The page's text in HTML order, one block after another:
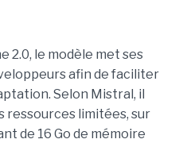
2.0, le modèle met ses
afin de faciliter
Selon Mistral, il
ressources limitées, sur
de 16 Go de mémoire